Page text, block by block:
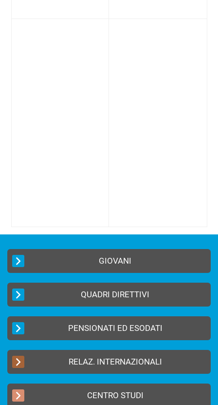
GIOVANI
QUADRI DIRETTIVI
PENSIONATI ED ESODATI
RELAZ. INTERNAZIONALI
CENTRO STUDI